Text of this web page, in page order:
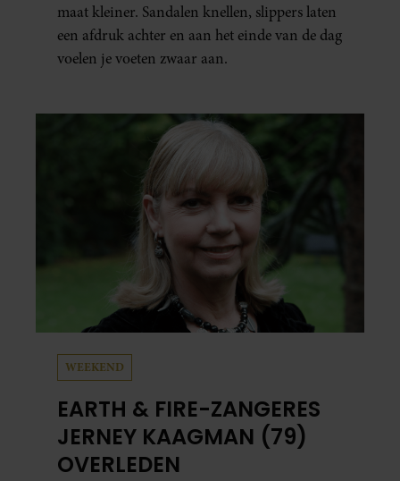
maat kleiner. Sandalen knellen, slippers laten
een afdruk achter en aan het einde van de dag
voelen je voeten zwaar aan.
WEEKEND
EARTH & FIRE-ZANGERES
JERNEY KAAGMAN (79)
OVERLEDEN